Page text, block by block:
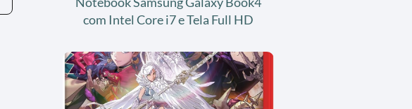
com Intel Core i7 e Tela Full HD